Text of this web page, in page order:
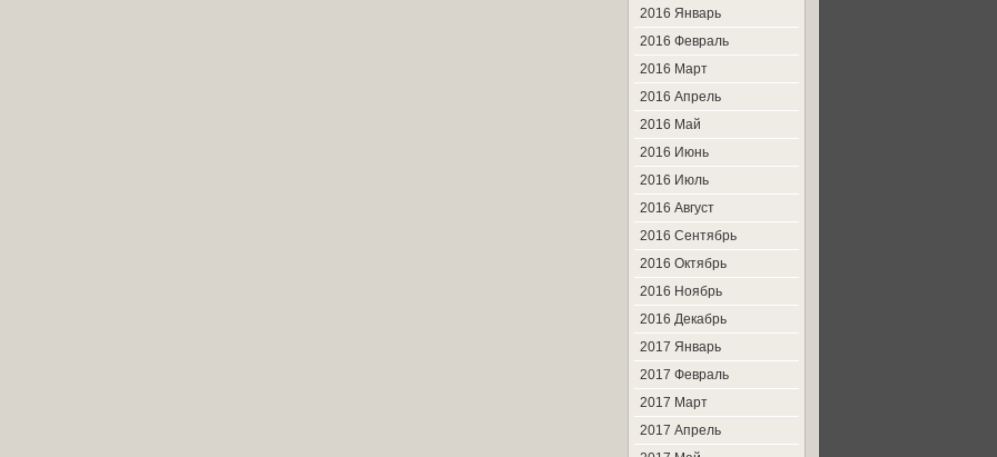
2016 Январь
2016 Февраль
2016 Март
2016 Апрель
2016 Май
2016 Июнь
2016 Июль
2016 Август
2016 Сентябрь
2016 Октябрь
2016 Ноябрь
2016 Декабрь
2017 Январь
2017 Февраль
2017 Март
2017 Апрель